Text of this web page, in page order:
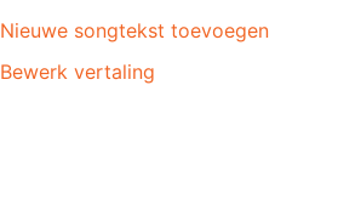
Nieuwe songtekst toevoegen
Bewerk vertaling